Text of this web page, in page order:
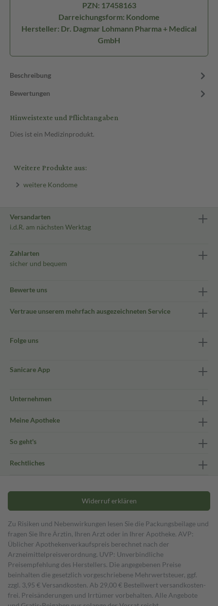
PZN: 17458163
Darreichungsform: Kondome
Hersteller: Dr. Dagmar Lohmann Pharma + Medical
GmbH
Beschreibung
Bewertungen
Hinweistexte und Pflichtangaben
Dies ist ein Medizinprodukt.
Weitere Produkte aus:
weitere Kondome
Versandarten
i.d.R. am nächsten Werktag
Zahlarten
sicher und bequem
Bewerte uns
Vertraue unserem mehrfach ausgezeichneten Service
Folge uns
Sanicare App
Unternehmen
Meine Apotheke
So geht's
Rechtliches
Widerruf erklären
Zu Risiken und Nebenwirkungen lesen Sie die Packungsbeilage und
fragen Sie Ihre Ärztin, Ihren Arzt oder in Ihrer Apotheke. AVP:
Üblicher Apothekenverkaufspreis berechnet nach der
Arzneimittelpreisverordnung. UVP: Unverbindliche
Preisempfehlung des Herstellers. Die angegebenen Preise
beinhalten die gesetzlich vorgeschriebene Mehrwertsteuer, ggf.
zzgl. 3,95 € Versandkosten. Ab 29,00 € Bestell­wert versand­kosten­
frei. Preisänderungen und Irrtümer vorbehalten. Alle Angebote